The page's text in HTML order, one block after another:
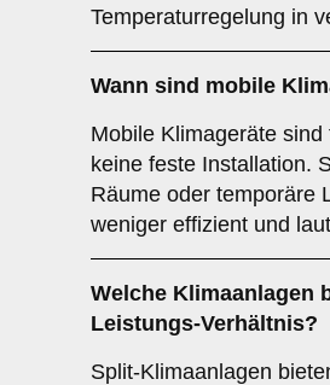
Temperaturregelung in
Wann sind mobile
Mobile Klimageräte
keine feste Installation.
Räume oder temporäre
weniger effizient und
Welche Klimaanlagen
Leistungs-Verhältnis?
Split-Klimaanlagen